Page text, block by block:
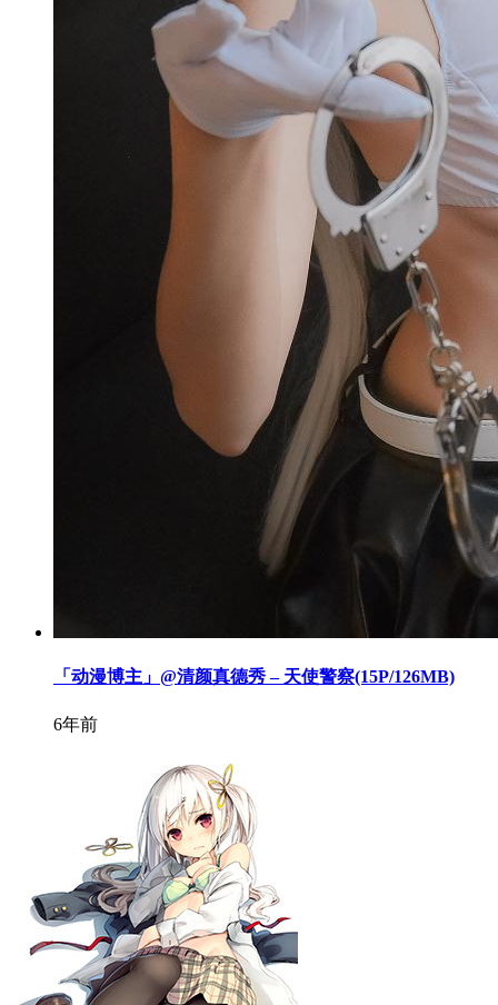
「动漫博主」@清颜真德秀 – 天使警察(15P/126MB)
6年前